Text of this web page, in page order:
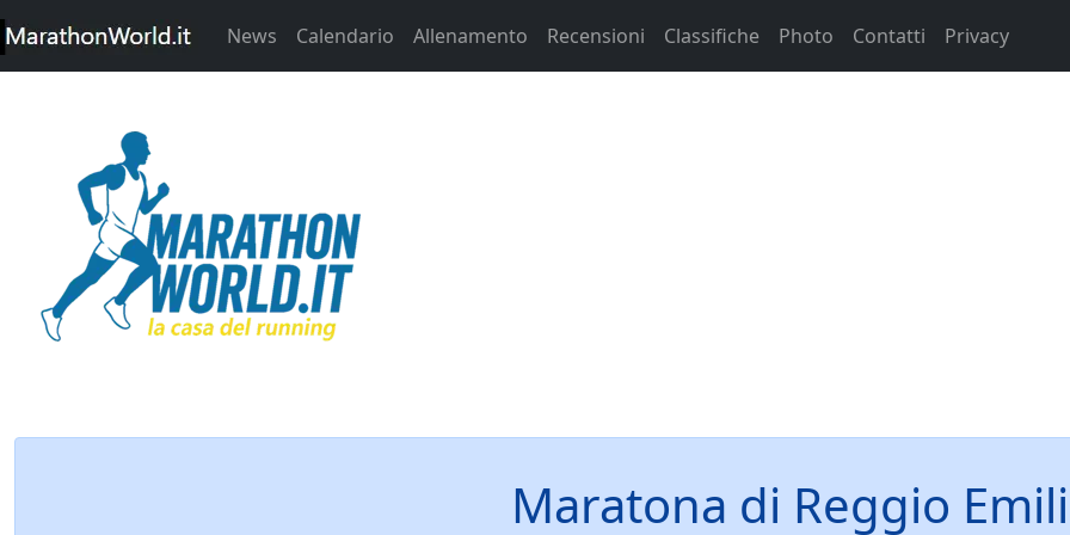
News Calendario Allenamento Recensioni Classifiche Photo Contatti Privacy
Maratona di Reggio